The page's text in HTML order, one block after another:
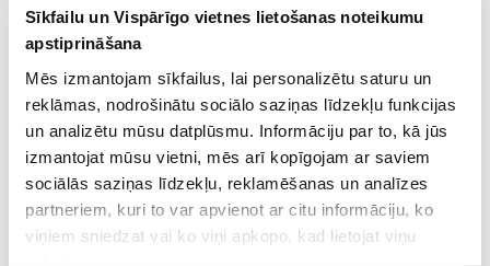
Sīkfailu un Vispārīgo vietnes lietošanas noteikumu
apstiprināšana
Mēs izmantojam sīkfailus, lai personalizētu saturu un
reklāmas, nodrošinātu sociālo saziņas līdzekļu funkcijas
un analizētu mūsu datplūsmu. Informāciju par to, kā jūs
izmantojat mūsu vietni, mēs arī kopīgojam ar saviem
sociālās saziņas līdzekļu, reklamēšanas un analīzes
partneriem, kuri to var apvienot ar citu informāciju, ko
viņiem sniedzat vai ko viņi apkopo, kad lietojat viņu